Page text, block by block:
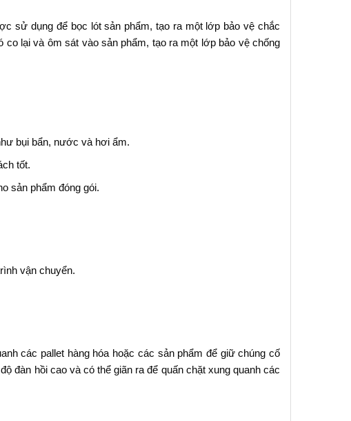
sử dụng để bọc lót sản phẩm, tạo ra một lớp bảo vệ chắc
lại và ôm sát vào sản phẩm, tạo ra một lớp bảo vệ chống
bụi bẩn, nước và hơi ẩm.
tốt.
sản phẩm đóng gói.
vận chuyển.
các pallet hàng hóa hoặc các sản phẩm để giữ chúng cố
đàn hồi cao và có thể giãn ra để quấn chặt xung quanh các